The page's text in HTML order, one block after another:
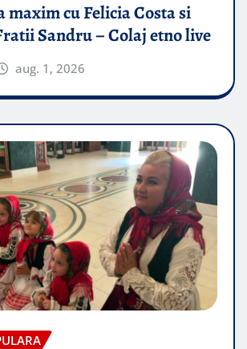
maxim cu Felicia Costa si
Sandru – Colaj etno live
aug. 1, 2026